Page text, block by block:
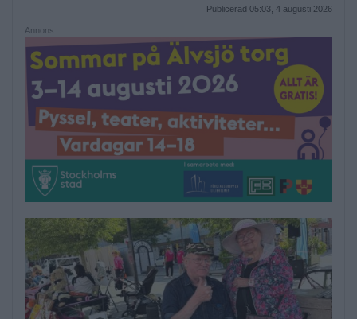
Publicerad 05:03, 4 augusti 2026
Annons: